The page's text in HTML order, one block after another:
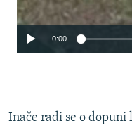
0:00
Inače radi se o dopuni